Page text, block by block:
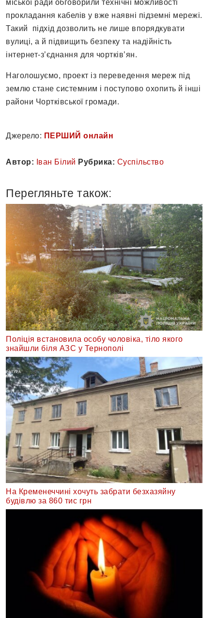
міської ради обговорили технічні можливості
прокладання кабелів у вже наявні підземні мережі.
Такий підхід дозволить не лише впорядкувати
вулиці, а й підвищить безпеку та надійність
інтернет-з’єднання для чортків’ян.
Наголошуємо, проект із переведення мереж під
землю стане системним і поступово охопить й інші
райони Чортківської громади.
Джерело: ПЕРШИЙ онлайн
Автор: Іван Білий Рубрика: Суспільство
Перегляньте також:
Поліція встановила особу чоловіка, тіло якого
знайшли біля АЗС у Тернополі
На Кременеччині хочуть забрати безхазяйну
будівлю за 860 тис грн